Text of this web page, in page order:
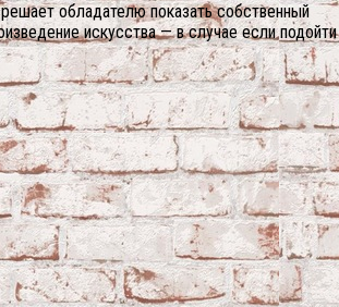
обладателю показать собственный
искусства — в случае если подойти